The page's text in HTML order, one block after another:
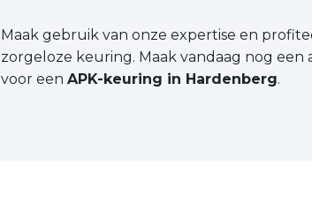
Maak gebruik van onze expertise en
zorgeloze keuring. Maak vandaag nog een
voor een APK-keuring in Hardenberg.